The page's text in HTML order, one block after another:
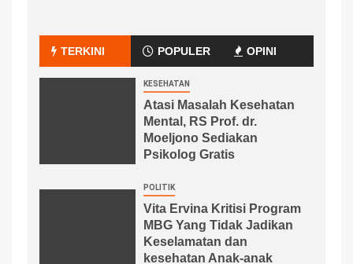
TERKINI POPULER OPINI
KESEHATAN
Atasi Masalah Kesehatan
Mental, RS Prof. dr.
Moeljono Sediakan
Psikolog Gratis
POLITIK
Vita Ervina Kritisi Program
MBG Yang Tidak Jadikan
Keselamatan dan
kesehatan Anak-anak